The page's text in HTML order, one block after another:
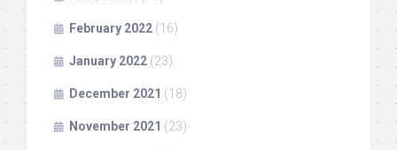
February 2022 (16)
January 2022 (23)
December 2021 (18)
November 2021 (23)